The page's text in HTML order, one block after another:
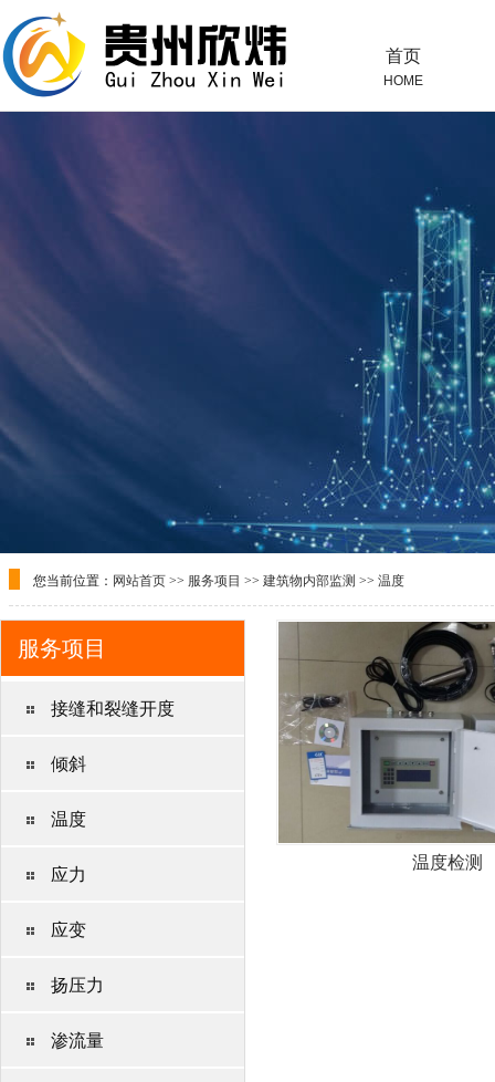
首页
HOME
您当前位置： 网站首页 >> 服务项目 >> 建筑物内部监测 >> 温度
服务项目
接缝和裂缝开度
倾斜
温度
应力
应变
扬压力
渗流量
温度检测